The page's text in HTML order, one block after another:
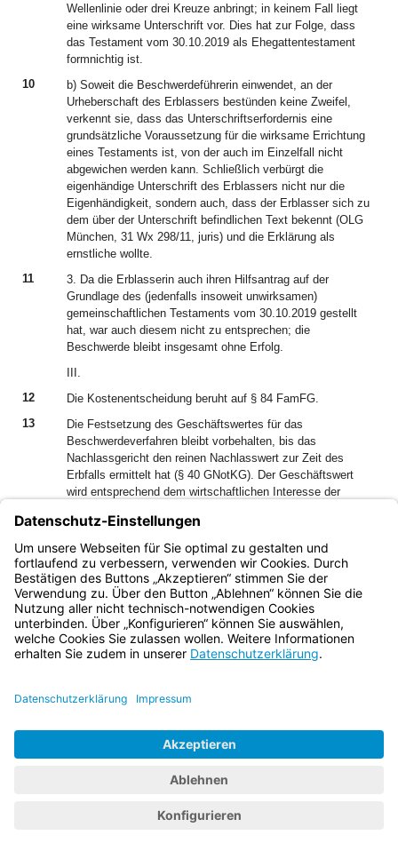
Wellenlinie oder drei Kreuze anbringt; in keinem Fall liegt
eine wirksame Unterschrift vor. Dies hat zur Folge, dass
das Testament vom 30.10.2019 als Ehegattentestament
formnichtig ist.
10
b) Soweit die Beschwerdeführerin einwendet, an der
Urheberschaft des Erblassers bestünden keine Zweifel,
verkennt sie, dass das Unterschriftserfordernis eine
grundsätzliche Voraussetzung für die wirksame Errichtung
eines Testaments ist, von der auch im Einzelfall nicht
abgewichen werden kann. Schließlich verbürgt die
eigenhändige Unterschrift des Erblassers nicht nur die
Eigenhändigkeit, sondern auch, dass der Erblasser sich zu
dem über der Unterschrift befindlichen Text bekennt (OLG
München, 31 Wx 298/11, juris) und die Erklärung als
ernstliche wollte.
11
3. Da die Erblasserin auch ihren Hilfsantrag auf der
Grundlage des (jedenfalls insoweit unwirksamen)
gemeinschaftlichen Testaments vom 30.10.2019 gestellt
hat, war auch diesem nicht zu entsprechen; die
Beschwerde bleibt insgesamt ohne Erfolg.
III.
12
Die Kostenentscheidung beruht auf § 84 FamFG.
13
Die Festsetzung des Geschäftswertes für das
Beschwerdeverfahren bleibt vorbehalten, bis das
Nachlassgericht den reinen Nachlasswert zur Zeit des
Erbfalls ermittelt hat (§ 40 GNotKG). Der Geschäftswert
wird entsprechend dem wirtschaftlichen Interesse der
festzusetzen sein.
14
Die Voraussetzungen für die Zulassung der
Rechtsbeschwerde liegen nicht vor.
Bayern.de
BayernPortal
Impressum